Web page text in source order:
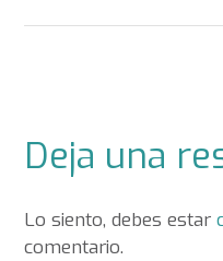
entrada
Deja una
Lo siento, debes estar
comentario.